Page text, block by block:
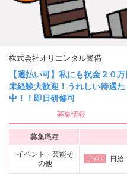
株式会社オリエンタル警備
【週払い可】私にも祝金２０
未経験大歓迎！うれしい待遇
中！！即日研修可
募集情報
募集職種
イベント・芸能そ
の他
ア/パ 日